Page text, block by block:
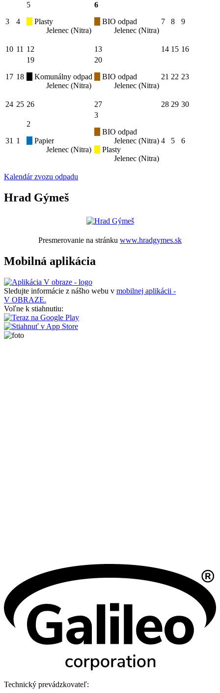
3 4
5
Plasty
Jelenec (Nitra)
6
BIO odpad
Jelenec (Nitra)
7 8 9
10 11 12 13 14 15 16
17 18
19
Komunálny odpad
Jelenec (Nitra)
20
BIO odpad
Jelenec (Nitra)
21 22 23
24 25 26 27 28 29 30
31 1
2
Papier
Jelenec (Nitra)
3
BIO odpad
Jelenec (Nitra)
Plasty
Jelenec (Nitra)
4 5 6
Kalendár zvozu odpadu
Hrad Gýmeš
Presmerovanie na stránku www.hradgymes.sk
Mobilná aplikácia
Sledujte informácie z nášho webu v mobilnej aplikácii -
V OBRAZE.
Voľne k stiahnutiu:
Technický prevádzkovateľ: